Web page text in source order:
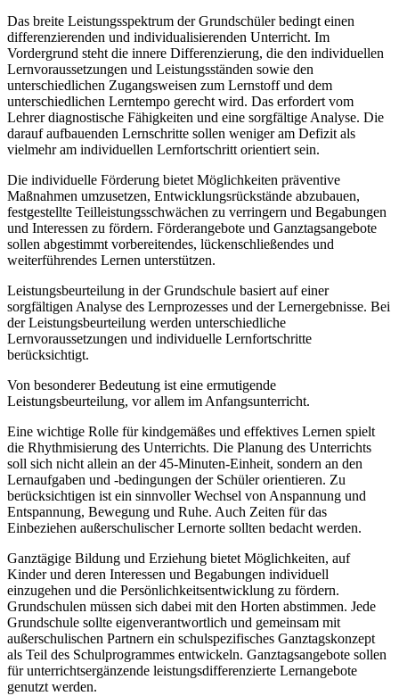
Das breite Leistungsspektrum der Grundschüler bedingt einen
differenzierenden und individualisierenden Unterricht. Im
Vordergrund steht die innere Differenzierung, die den individuellen
Lernvoraussetzungen und Leistungsständen sowie den
unterschiedlichen Zugangsweisen zum Lernstoff und dem
unterschiedlichen Lerntempo gerecht wird. Das erfordert vom
Lehrer diagnostische Fähigkeiten und eine sorgfältige Analyse. Die
darauf aufbauenden Lernschritte sollen weniger am Defizit als
vielmehr am individuellen Lernfortschritt orientiert sein.
Die individuelle Förderung bietet Möglichkeiten präventive
Maßnahmen umzusetzen, Entwicklungsrückstände abzubauen,
festgestellte Teilleistungsschwächen zu verringern und Begabungen
und Interessen zu fördern. Förderangebote und Ganztagsangebote
sollen abgestimmt vorbereitendes, lückenschließendes und
weiterführendes Lernen unterstützen.
Leistungsbeurteilung in der Grundschule basiert auf einer
sorgfältigen Analyse des Lernprozesses und der Lernergebnisse. Bei
der Leistungsbeurteilung werden unterschiedliche
Lernvoraussetzungen und individuelle Lernfortschritte
berücksichtigt.
Von besonderer Bedeutung ist eine ermutigende
Leistungsbeurteilung, vor allem im Anfangsunterricht.
Eine wichtige Rolle für kindgemäßes und effektives Lernen spielt
die Rhythmisierung des Unterrichts. Die Planung des Unterrichts
soll sich nicht allein an der 45-Minuten-Einheit, sondern an den
Lernaufgaben und -bedingungen der Schüler orientieren. Zu
berücksichtigen ist ein sinnvoller Wechsel von Anspannung und
Entspannung, Bewegung und Ruhe. Auch Zeiten für das
Einbeziehen außerschulischer Lernorte sollten bedacht werden.
Ganztägige Bildung und Erziehung bietet Möglichkeiten, auf
Kinder und deren Interessen und Begabungen individuell
einzugehen und die Persönlichkeitsentwicklung zu fördern.
Grundschulen müssen sich dabei mit den Horten abstimmen. Jede
Grundschule sollte eigenverantwortlich und gemeinsam mit
außerschulischen Partnern ein schulspezifisches Ganztagskonzept
als Teil des Schulprogrammes entwickeln. Ganztagsangebote sollen
für unterrichtsergänzende leistungsdifferenzierte Lernangebote
genutzt werden.